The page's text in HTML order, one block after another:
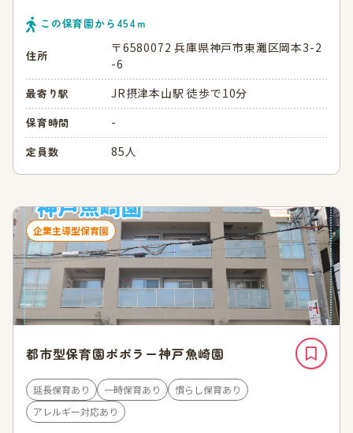
この保育園から 454 ｍ
住所
〒6580072 兵庫県神戸市東灘区岡本3-2
-6
最寄り駅 JR摂津本山駅 徒歩で10分
保育時間 -
定員数 85人
企業主導型保育園
都市型保育園ポポラー神戸魚崎園
延長保育あり 一時保育あり
慣らし保育あり
アレルギー対応あり